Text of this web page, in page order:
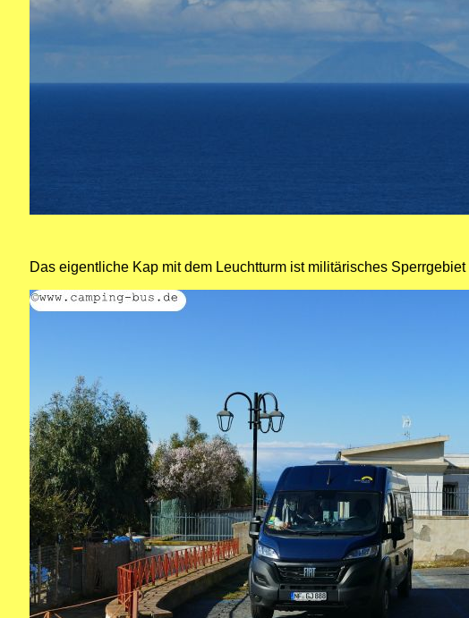
Das eigentliche Kap mit dem Leuchtturm ist militärisches